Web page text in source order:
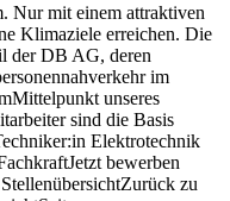
Nur mit einem attraktiven
Klimaziele erreichen. Die
der DB AG, deren
im
unseres
sind die Basis
Elektrotechnik
bewerben
zu